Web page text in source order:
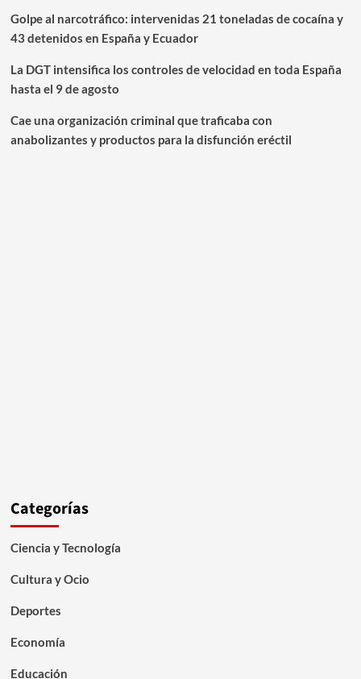
Golpe al narcotráfico: intervenidas 21 toneladas de cocaína y
43 detenidos en España y Ecuador
La DGT intensifica los controles de velocidad en toda España
hasta el 9 de agosto
Cae una organización criminal que traficaba con
anabolizantes y productos para la disfunción eréctil
Categorías
Ciencia y Tecnología
Cultura y Ocio
Deportes
Economía
Educación